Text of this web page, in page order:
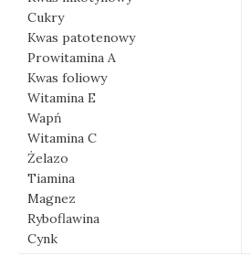
Cukry
Kwas patotenowy
Prowitamina A
Kwas foliowy
Witamina E
Wapń
Witamina C
Żelazo
Tiamina
Magnez
Ryboflawina
Cynk